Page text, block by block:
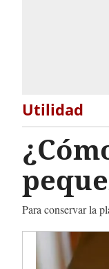
Utilidad
Para conservar la